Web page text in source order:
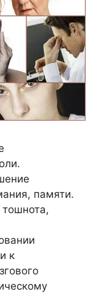
памяти.
тошнота,
к